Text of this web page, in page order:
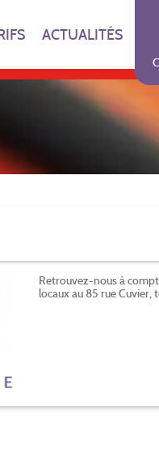
ACTUALITÉS
Retrouvez-nous à
locaux au 85 rue Cuvier,